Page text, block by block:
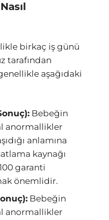
birkaç iş günü
tarafından
aşağıdaki
Bebeğin
anormallikler
anlamına
kaynağı
garanti
önemlidir.
Bebeğin
anormallikler